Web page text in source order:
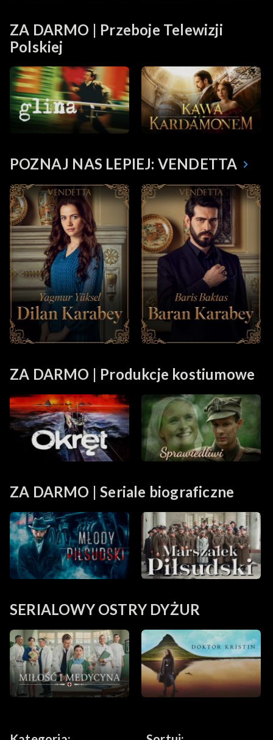
ZA DARMO | Przeboje Telewizji
Polskiej
POZNAJ NAS LEPIEJ: VENDETTA
ZA DARMO | Produkcje kostiumowe
ZA DARMO | Seriale biograficzne
SERIALOWY OSTRY DYŻUR